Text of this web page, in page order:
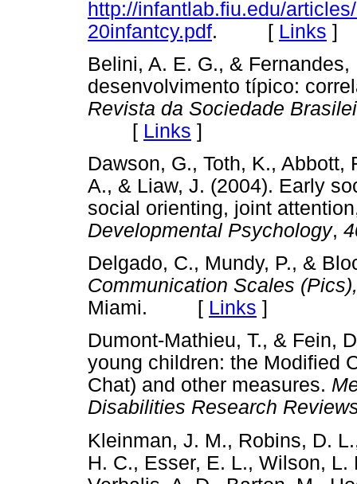
http://infantlab.fiu.edu/
20infantcy.pdf. [ Links ]
Belini, A. E. G., &
desenvolvimento típico:
Revista da Sociedade
[ Links ]
Dawson, G., Toth, K.,
A., & Liaw, J. (2004). Early
social orienting, joint
Developmental Psychology,
Delgado, C., Mundy, P., &
Communication Scales
Miami. [ Links ]
Dumont-Mathieu, T., & Fein,
young children: the Modified
Chat) and other measures.
Disabilities Research
Kleinman, J. M., Robins, D.
H. C., Esser, E. L., Wilson,